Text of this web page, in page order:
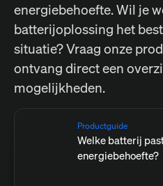
energiebehoefte. Wil je
batterijoplossing het
situatie?Vraag onze
ontvang direct een
mogelijkheden.
Productguide
Welke batterij
energiebehoefte?